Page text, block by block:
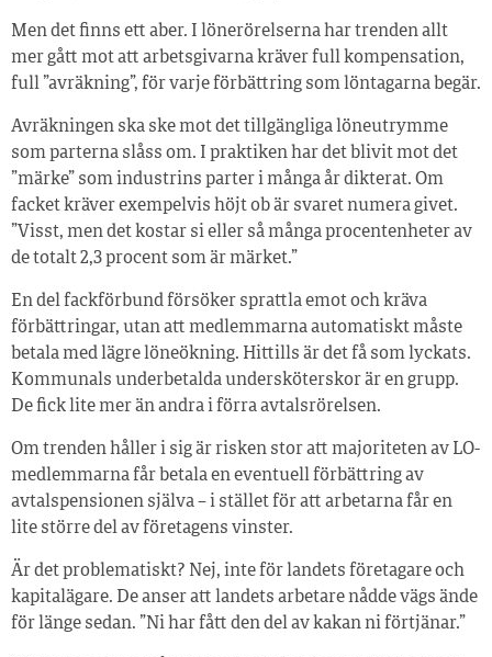
Men det finns ett aber. I lönerörelserna har trenden allt
mer gått mot att arbetsgivarna kräver full kompensation,
full ”avräkning”, för varje förbättring som löntagarna begär.
Avräkningen ska ske mot det tillgängliga löneutrymme
som parterna slåss om. I praktiken har det blivit mot det
”märke” som industrins parter i många år dikterat. Om
facket kräver exempelvis höjt ob är svaret numera givet.
”Visst, men det kostar si eller så många procentenheter av
de totalt 2,3 procent som är märket.”
En del fackförbund försöker sprattla emot och kräva
förbättringar, utan att medlemmarna automatiskt måste
betala med lägre löneökning. Hittills är det få som lyckats.
Kommunals underbetalda undersköterskor är en grupp.
De fick lite mer än andra i förra avtalsrörelsen.
Om trenden håller i sig är risken stor att majoriteten av LO-
medlemmarna får betala en eventuell förbättring av
avtalspensionen själva – i stället för att arbetarna får en
lite större del av företagens vinster.
Är det problematiskt? Nej, inte för landets företagare och
kapitalägare. De anser att landets arbetare nådde vägs ände
för länge sedan. ”Ni har fått den del av kakan ni förtjänar.”